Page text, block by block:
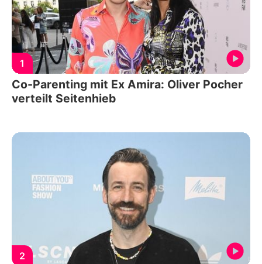
1
Co-Parenting mit Ex Amira: Oliver Pocher
verteilt Seitenhieb
2